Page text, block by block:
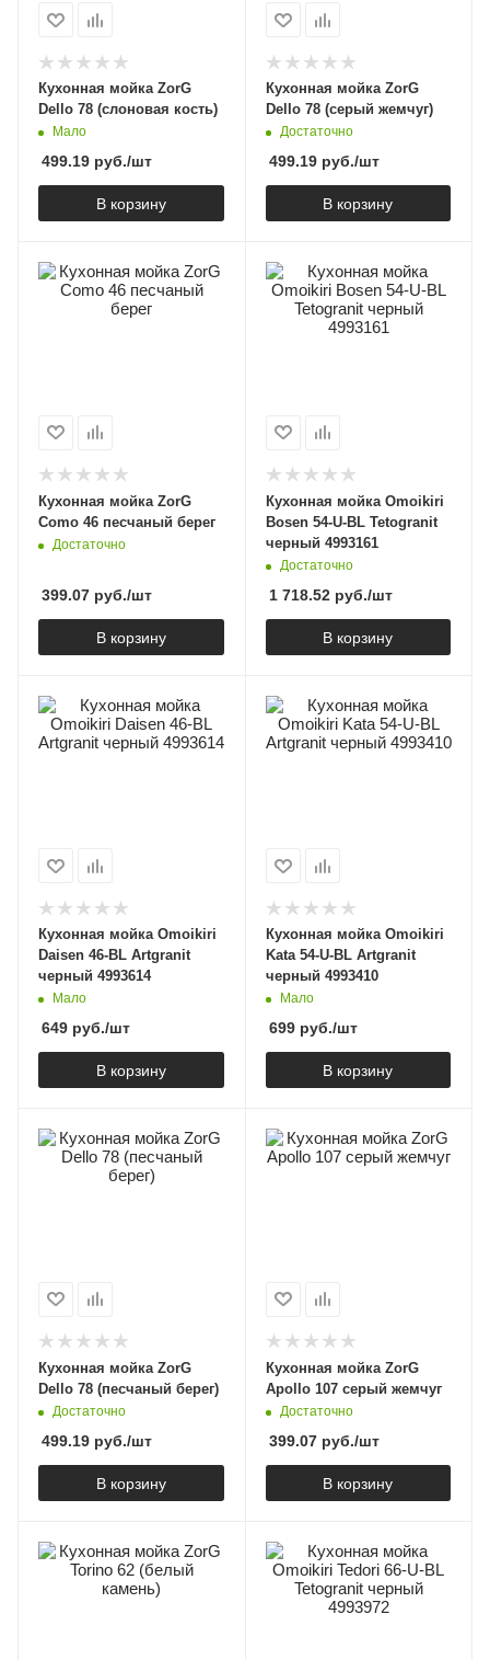
Кухонная мойка ZorG
Dello 78 (слоновая кость)
Мало
499.19 руб./шт
В корзину
Кухонная мойка ZorG
Dello 78 (серый жемчуг)
Достаточно
499.19руб./шт
В корзину
Кухонная мойка ZorG
Como 46 песчаный берег
Достаточно
399.07 руб./шт
В корзину
Кухонная мойка Omoikiri
Bosen 54-U-BL Tetogranit
черный 4993161
Достаточно
1 718.52руб./шт
В корзину
Кухонная мойка Omoikiri
Daisen 46-BL Artgranit
черный 4993614
Мало
649 руб./шт
В корзину
Кухонная мойка Omoikiri
Kata 54-U-BL Artgranit
черный 4993410
Мало
699руб./шт
В корзину
Кухонная мойка ZorG
Dello 78 (песчаный берег)
Достаточно
499.19 руб./шт
В корзину
Кухонная мойка ZorG
Apollo 107 серый жемчуг
Достаточно
399.07руб./шт
В корзину